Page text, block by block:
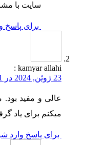
سایت با
برای پاسخ
kamyar allahi
:
23 ژوئن, 2024 در 12:01 ب.ظ
عالی و مفید بود.
میکنم برای یاد
برای پاسخ وارد